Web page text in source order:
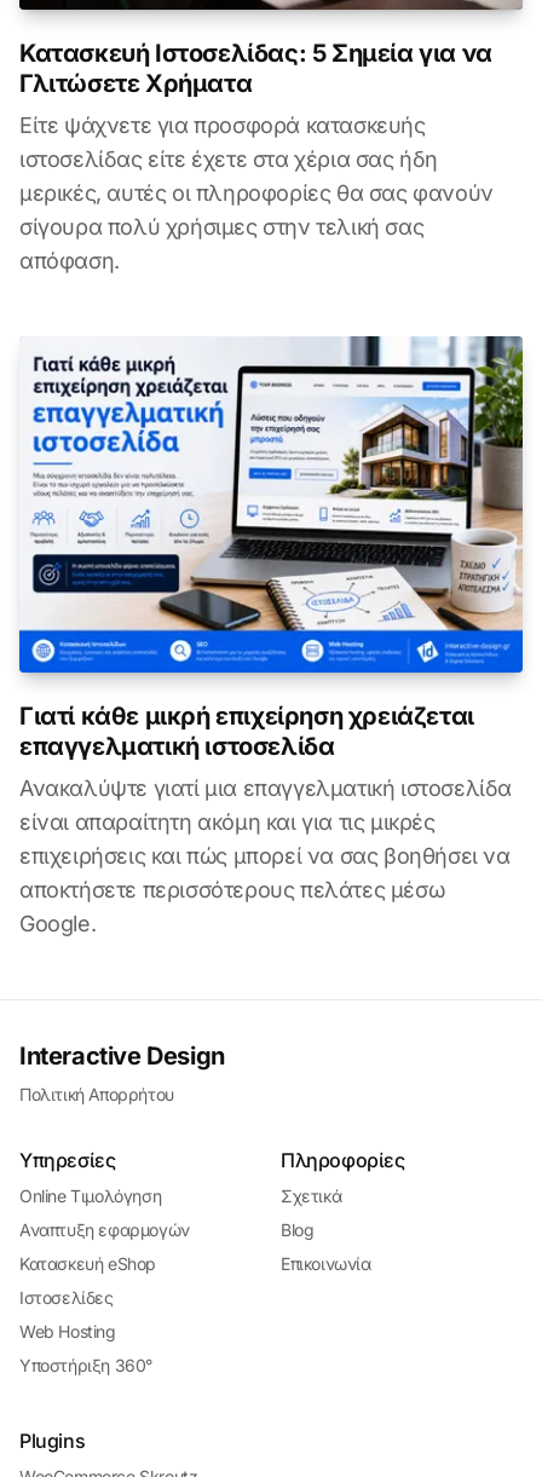
Κατασκευή Ιστοσελίδας: 5 Σημεία για να
Γλιτώσετε Χρήματα
Είτε ψάχνετε για προσφορά κατασκευής
ιστοσελίδας είτε έχετε στα χέρια σας ήδη
μερικές, αυτές οι πληροφορίες θα σας φανούν
σίγουρα πολύ χρήσιμες στην τελική σας
απόφαση.
Γιατί κάθε μικρή επιχείρηση χρειάζεται
επαγγελματική ιστοσελίδα
Ανακαλύψτε γιατί μια επαγγελματική ιστοσελίδα
είναι απαραίτητη ακόμη και για τις μικρές
επιχειρήσεις και πώς μπορεί να σας βοηθήσει να
αποκτήσετε περισσότερους πελάτες μέσω
Google.
Interactive Design
Πολιτική Απορρήτου
Υπηρεσίες
Online Τιμολόγηση
Αναπτυξη εφαρμογών
Κατασκευή eShop
Ιστοσελίδες
Web Hosting
Υποστήριξη 360°
Πληροφορίες
Σχετικά
Blog
Επικοινωνία
Plugins